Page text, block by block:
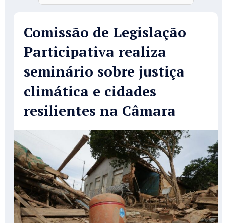
Comissão de Legislação
Participativa realiza
seminário sobre justiça
climática e cidades
resilientes na Câmara